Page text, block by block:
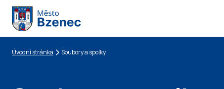
Drobečková navigace
Úvodní stránka Soubory a spolky